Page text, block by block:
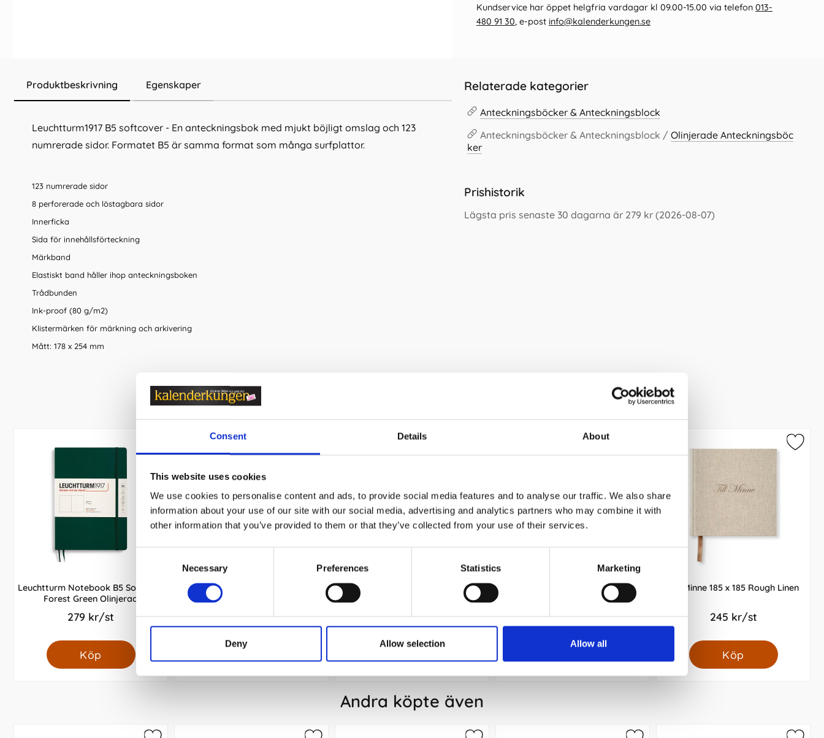
Consent Details About
This website uses cookies
We use cookies to personalise content and ads, to provide social media features and to analyse our traffic. We also share
information about your use of our site with our social media, advertising and analytics partners who may combine it with
other information that you’ve provided to them or that they’ve collected from your use of their services.
Necessary Preferences Statistics Marketing
Deny Allow selection Allow all
Kundservice har öppet helgfria vardagar kl 09.00-15.00 via telefon 013-
480 91 30, e-post info@kalenderkungen.se
Produktbeskrivning Egenskaper
Leuchtturm1917 B5 softcover - En anteckningsbok med mjukt böjligt omslag och 123
numrerade sidor. Formatet B5 är samma format som många surfplattor.
123 numrerade sidor
8 perforerade och löstagbara sidor
Innerficka
Sida för innehållsförteckning
Märkband
Elastiskt band håller ihop anteckningsboken
Trådbunden
Ink-proof (80 g/m2)
Klistermärken för märkning och arkivering
Mått: 178 x 254 mm
Relaterade kategorier
Anteckningsböcker & Anteckningsblock
Anteckningsböcker & Anteckningsblock / Olinjerade Anteckningsböc
ker
Prishistorik
Lägsta pris senaste 30 dagarna är 279 kr (2026-08-07)
Leuchtturm Notebook B5 Soft 123s
Forest Green Olinjerad
279 kr/st
Köp
Leuchtturm Notebook A5 hard
251s Mint Green olinjerad
269 kr/st
Leuchtturm Notebook A5 soft
239 kr/st
Leuchtturm Notebook B5 Hard
219s Forest Green Plain
299 kr/st
Till Minne 185 x 185 Rough Linen
245 kr/st
Köp
Andra köpte även